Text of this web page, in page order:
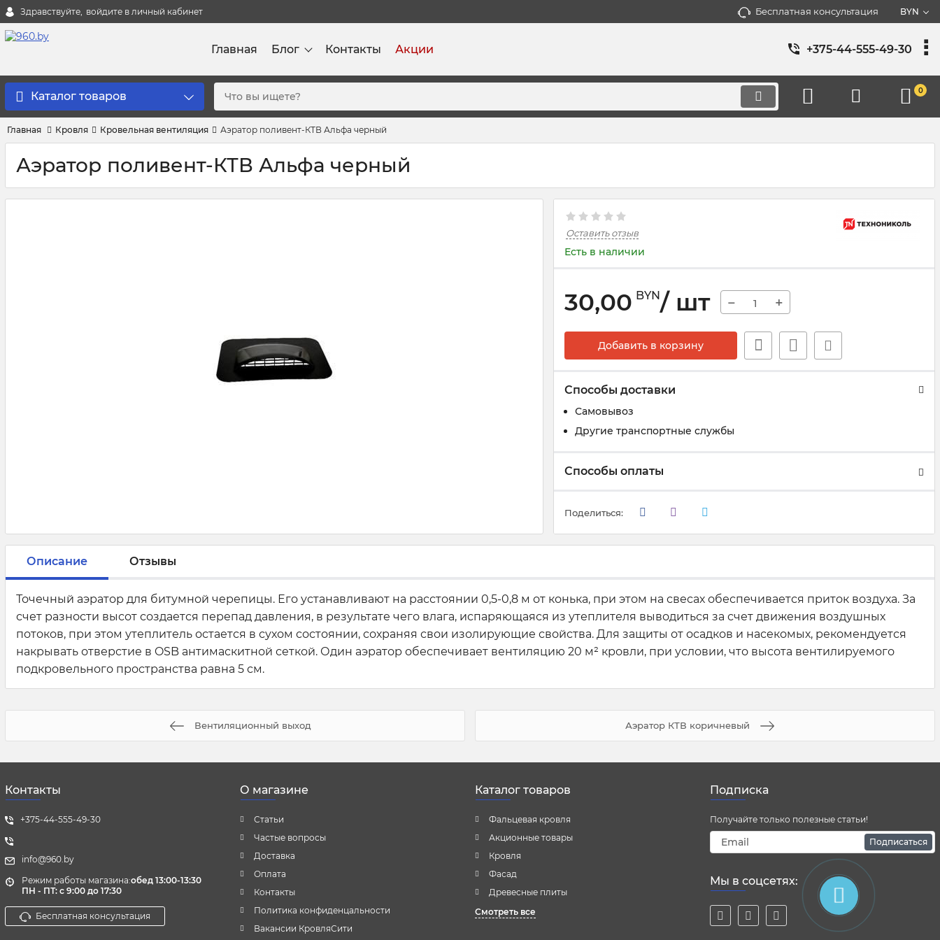
Здравствуйте, войдите в личный кабинет Бесплатная консультация BYN
Главная Блог Контакты Акции +375-44-555-49-30
Каталог товаров 0
Главная Кровля Кровельная вентиляция Аэратор поливент-КТВ Альфа черный
Аэратор поливент-КТВ Альфа черный
Оставить отзыв
Есть в наличии
30,00 BYN/ шт − +
Добавить в корзину
Способы доставки
Самовывоз
Другие транспортные службы
Способы оплаты
Поделиться:
Описание Отзывы
Точечный аэратор для битумной черепицы. Его устанавливают на расстоянии 0,5-0,8 м от конька, при этом на свесах обеспечивается приток воздуха. За
счет разности высот создается перепад давления, в результате чего влага, испаряющаяся из утеплителя выводиться за счет движения воздушных
потоков, при этом утеплитель остается в сухом состоянии, сохраняя свои изолирующие свойства. Для защиты от осадков и насекомых, рекомендуется
накрывать отверстие в OSB антимаскитной сеткой. Один аэратор обеспечивает вентиляцию 20 м² кровли, при условии, что высота вентилируемого
подкровельного пространства равна 5 см.
Вентиляционный выход Аэратор КТВ коричневый
Контакты
+375-44-555-49-30
info@960.by
Режим работы магазина:
ПН - ПТ: с 9:00 до 17:30
обед 13:00-13:30
Бесплатная консультация
О магазине
Статьи
Частые вопросы
Доставка
Оплата
Контакты
Политика конфиденцальности
Вакансии КровляСити
Каталог товаров
Фальцевая кровля
Акционные товары
Кровля
Фасад
Древесные плиты
Смотреть все
Подписка
Получайте только полезные статьи!
Подписаться
Мы в соцсетях: